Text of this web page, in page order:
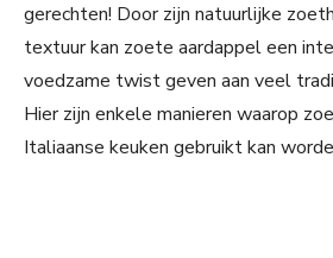
gerechten! Door zijn natuurlijke
textuur kan zoete aardappel een
voedzame twist geven aan veel
Hier zijn enkele manieren waarop
Italiaanse keuken gebruikt kan